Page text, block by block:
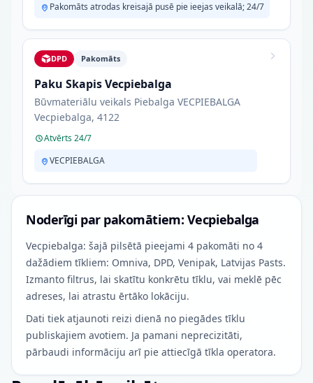
Pakomāts atrodas kreisajā pusē pie ieejas veikalā; 24/7
DPD Pakomāts
Paku Skapis Vecpiebalga
Būvmateriālu veikals Piebalga VECPIEBALGA
Vecpiebalga, 4122
Atvērts 24/7
VECPIEBALGA
Noderīgi par pakomātiem: Vecpiebalga
Vecpiebalga: šajā pilsētā pieejami 4 pakomāti no 4
dažādiem tīkliem: Omniva, DPD, Venipak, Latvijas Pasts.
Izmanto filtrus, lai skatītu konkrētu tīklu, vai meklē pēc
adreses, lai atrastu ērtāko lokāciju.
Dati tiek atjaunoti reizi dienā no piegādes tīklu
publiskajiem avotiem. Ja pamani neprecizitāti,
pārbaudi informāciju arī pie attiecīgā tīkla operatora.